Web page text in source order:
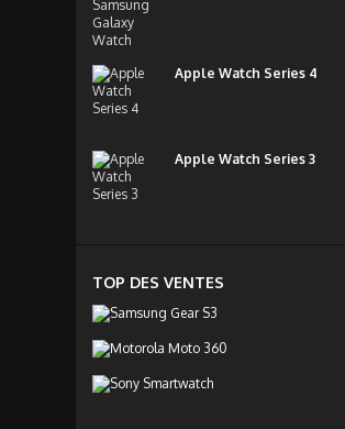
Apple Watch Series 4
Apple Watch Series 3
TOP DES VENTES